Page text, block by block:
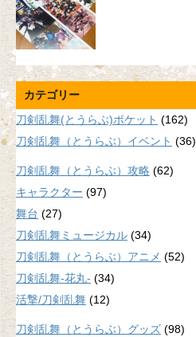
カテゴリー
刀剣乱舞(とうらぶ)ポケット (162)
刀剣乱舞（とうらぶ）イベント (36)
刀剣乱舞（とうらぶ）攻略 (62)
キャラクター (97)
舞台 (27)
刀剣乱舞ミュージカル (34)
刀剣乱舞（とうらぶ）アニメ (52)
刀剣乱舞-花丸- (34)
活撃/刀剣乱舞 (12)
刀剣乱舞（とうらぶ）グッズ (98)